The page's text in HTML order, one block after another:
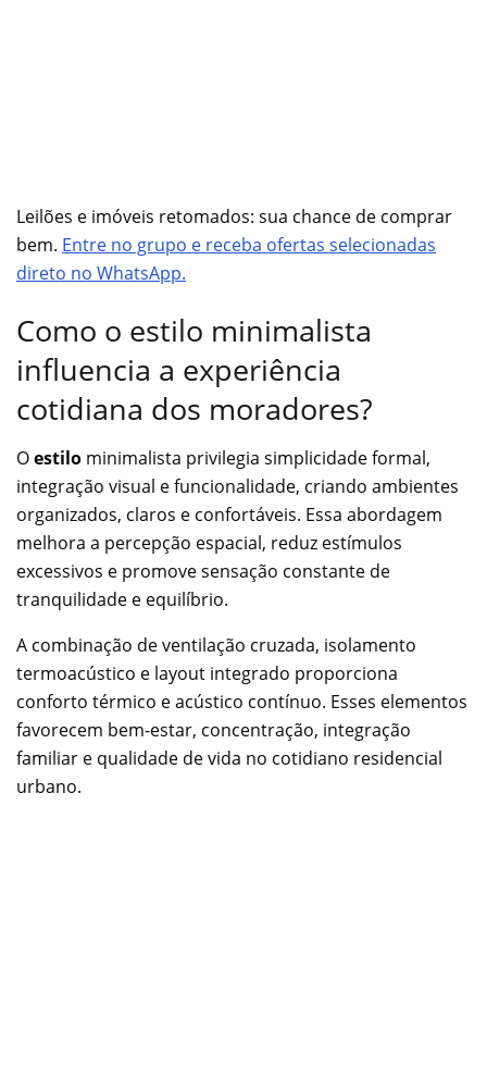
Leilões e imóveis retomados: sua chance de comprar
bem. Entre no grupo e receba ofertas selecionadas
direto no WhatsApp.
Como o estilo minimalista
influencia a experiência
cotidiana dos moradores?
Oestilo minimalista privilegia simplicidade formal,
integração visual e funcionalidade, criando ambientes
organizados, claros e confortáveis. Essa abordagem
melhora a percepção espacial, reduz estímulos
excessivos e promove sensação constante de
tranquilidade e equilíbrio.
A combinação de ventilação cruzada, isolamento
termoacústico e layout integrado proporciona
conforto térmico e acústico contínuo. Esses elementos
favorecem bem-estar, concentração, integração
familiar e qualidade de vida no cotidiano residencial
urbano.